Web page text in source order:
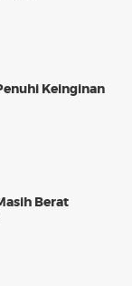
Keinginan
Berat